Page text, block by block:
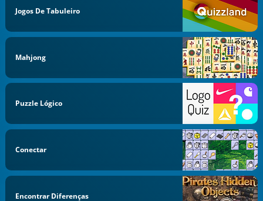
Jogos De Tabuleiro
Mahjong
Puzzle Lógico
Conectar
Encontrar Diferenças